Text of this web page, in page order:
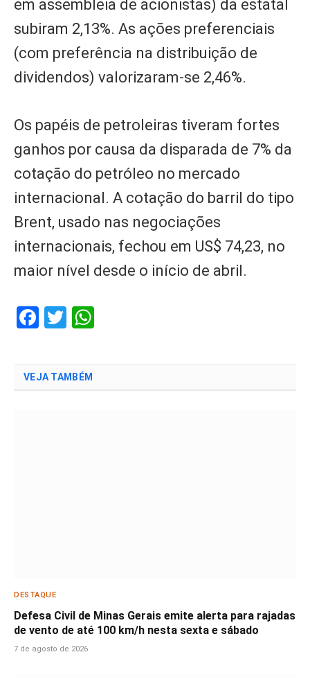
em assembleia de acionistas) da estatal
subiram 2,13%. As ações preferenciais
(com preferência na distribuição de
dividendos) valorizaram-se 2,46%.
Os papéis de petroleiras tiveram fortes
ganhos por causa da disparada de 7% da
cotação do petróleo no mercado
internacional. A cotação do barril do tipo
Brent, usado nas negociações
internacionais, fechou em US$ 74,23, no
maior nível desde o início de abril.
Facebook
Twitter
VEJA TAMBÉM
DESTAQUE
Defesa Civil de Minas Gerais emite alerta para rajadas
de vento de até 100 km/h nesta sexta e sábado
7 de agosto de 2026